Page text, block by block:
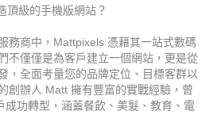
頂級的手機版網站？
務商中，Mattpixels 憑藉其一站式數碼
不僅僅是為客戶建立一個網站，更是從
，全面考量您的品牌定位、目標客群以
創辦人 Matt 擁有豐富的實戰經驗，曾
成功轉型，涵蓋餐飲、美髮、教育、電